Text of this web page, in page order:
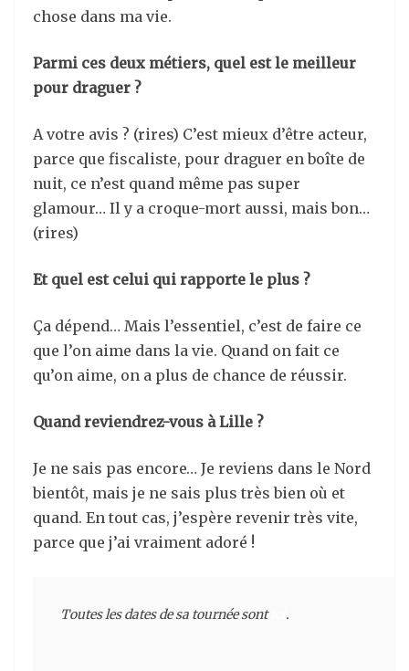
chose dans ma vie.
Parmi ces deux métiers, quel est le meilleur
pour draguer ?
A votre avis ? (rires) C’est mieux d’être acteur,
parce que fiscaliste, pour draguer en boîte de
nuit, ce n’est quand même pas super
glamour… Il y a croque-mort aussi, mais bon…
(rires)
Et quel est celui qui rapporte le plus ?
Ça dépend… Mais l’essentiel, c’est de faire ce
que l’on aime dans la vie. Quand on fait ce
qu’on aime, on a plus de chance de réussir.
Quand reviendrez-vous à Lille ?
Je ne sais pas encore… Je reviens dans le Nord
bientôt, mais je ne sais plus très bien où et
quand. En tout cas, j’espère revenir très vite,
parce que j’ai vraiment adoré !
Toutes les dates de sa tournée sont .